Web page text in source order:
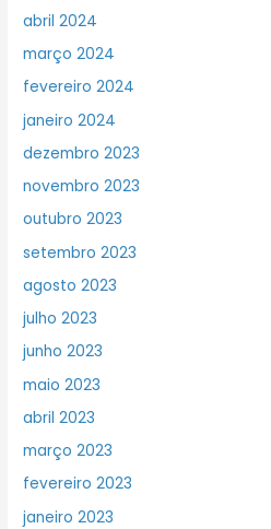
abril 2024
março 2024
fevereiro 2024
janeiro 2024
dezembro 2023
novembro 2023
outubro 2023
setembro 2023
agosto 2023
julho 2023
junho 2023
maio 2023
abril 2023
março 2023
fevereiro 2023
janeiro 2023